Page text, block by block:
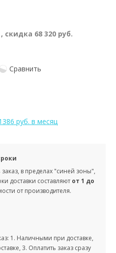
, скидка 68 320 руб.
Сравнить
руб. в месяц
заказ, в пределах "синей зоны",
доставки составляют от 1 до
от производителя.
1. Наличными при доставке,
3. Оплатить заказ сразу